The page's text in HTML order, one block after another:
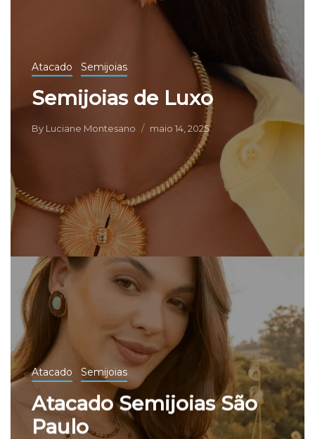
Atacado Semijoias
Semijoias de Luxo
By Luciane Montesano maio 14, 2025
Atacado Semijoias
Atacado Semijoias São
Paulo